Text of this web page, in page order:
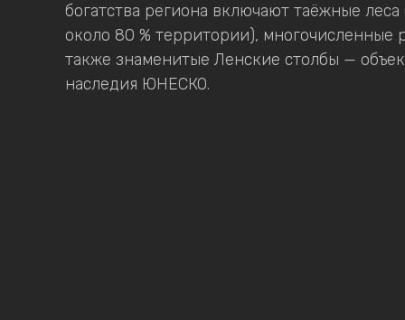
богатства региона включают таёжные
около 80 % территории), многочисленные
также знаменитые Ленские столбы —
наследия ЮНЕСКО.